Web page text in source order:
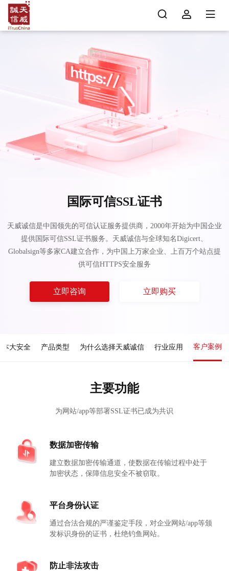
国际可信SSL证书
天威诚信是中国领先的可信认证服务提供商，2000年开始为中国企业
提供国际可信SSL证书服务。天威诚信与全球知名Digicert、
Globalsign等多家CA建立合作，为中国上万家企业、上百万个站点提
供可信HTTPS安全服务
立即咨询 立即购买
本大安全 产品类型 为什么选择天威诚信 行业应用 客户案例
主要功能
为网站/app等部署SSL证书已成为共识
数据加密传输
建立数据加密传输通道，使数据在传输过程中处于
加密状态，保障信息安全不被窃取。
平台身份认证
通过合法合规的严谨鉴定手段，对企业网站/app等颁
发标识身份的证书，杜绝钓鱼网站。
防止非法攻击